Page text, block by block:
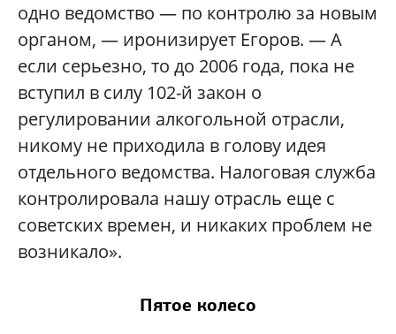
одно ведомство — по контролю за новым
органом, — иронизирует Егоров. — А
если серьезно, то до 2006 года, пока не
вступил в силу 102-й закон о
регулировании алкогольной отрасли,
никому не приходила в голову идея
отдельного ведомства. Налоговая служба
контролировала нашу отрасль еще с
советских времен, и никаких проблем не
возникало».
Пятое колесо